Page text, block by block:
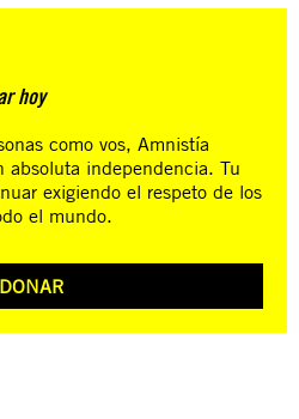
hoy
como vos, Amnistía
absoluta independencia. Tu
exigiendo el respeto de los
el mundo.
DONAR